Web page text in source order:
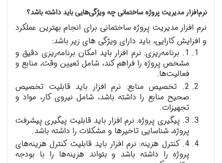
نرم‌افزار مدیریت پروژه ساختمانی چه ویژگی‌هایی باید داشته باشد؟
نرم افزار مدیریت پروژه ساختمانی برای انجام بهترین عملکرد
و افزایش کارایی، باید دارای ویژگی های زیر باشد:
1. برنامه‌ریزی: نرم افزار باید امکان برنامه‌ریزی دقیق و
مشخص پروژه را فراهم کند، شامل تعیین وقت، منابع و
فعالیت‌ها.
2. تخصیص منابع: نرم افزار باید قابلیت تخصیص
صحیح منابع را داشته باشد، شامل نیروی کار، مواد و
تجهیزات.
3. پیگیری پروژه: نرم افزار باید قابلیت پیگیری پیشرفت
پروژه، شناسایی تاخیرها و مشکلات را داشته باشد.
4. کنترل هزینه: نرم افزار باید قابلیت کنترل هزینه‌های
پروژه را داشته باشد و بتواند هزینه‌ها را با بودجه